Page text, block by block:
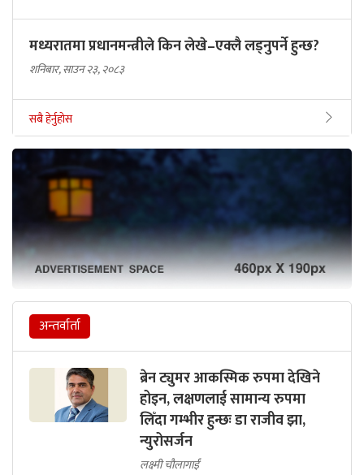
मध्यरातमा प्रधानमन्त्रीले किन लेखे–एक्लै लड्नुपर्ने हुन्छ?
शनिबार, साउन २३, २०८३
सबै हेर्नुहोस
अन्तर्वार्ता
ब्रेन ट्युमर आकस्मिक रुपमा देखिने
होइन, लक्षणलाई सामान्य रुपमा
लिँदा गम्भीर हुन्छः डा राजीव झा,
न्युरोसर्जन
लक्ष्मी चौलागाईं